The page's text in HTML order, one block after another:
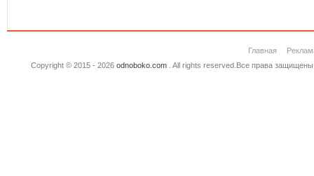
Главная
Copyright © 2015 - 2026 odnoboko.com. All rights reserved.Все права защищены.